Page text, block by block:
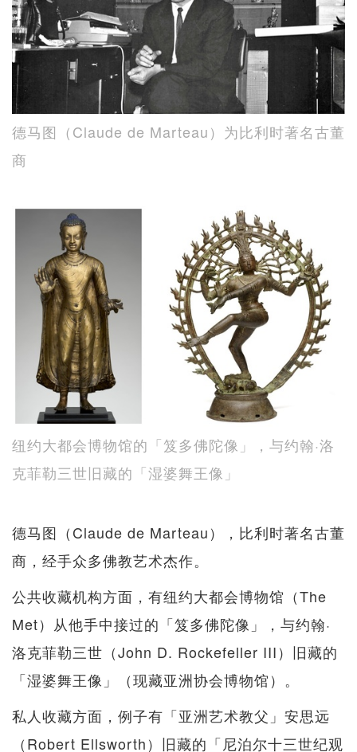
德马图（Claude de Marteau）为比利时著名古董
商
纽约大都会博物馆的「笈多佛陀像」，与约翰·洛
克菲勒三世旧藏的「湿婆舞王像」
德马图（Claude de Marteau），比利时著名古董
商，经手众多佛教艺术杰作。
公共收藏机构方面，有纽约大都会博物馆（The
Met）从他手中接过的「笈多佛陀像」，与约翰·
洛克菲勒三世（John D. Rockefeller III）旧藏的
「湿婆舞王像」（现藏亚洲协会博物馆）。
私人收藏方面，例子有「亚洲艺术教父」安思远
（Robert Ellsworth）旧藏的「尼泊尔十三世纪观